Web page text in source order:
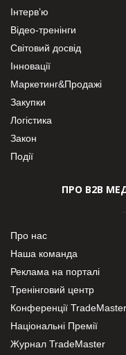
Інтерв’ю
Відео-тренінги
Світовий досвід
Інновації
Маркетинг&Продажі
Закупки
Логістика
Закон
Події
ПРО В2В
Про нас
Наша команда
Реклама на порталі
Тренінговий центр
Конференції TradeMaster
Національні Премії
Журнал TradeMaster